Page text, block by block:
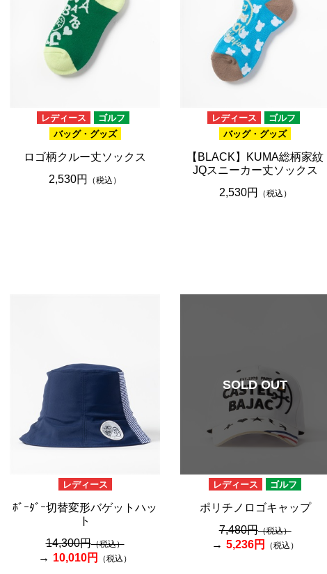
レディース
ゴルフ
バッグ・グッズ
ロゴ柄クルー丈ソックス
2,530円
（税込）
レディース
ゴルフ
バッグ・グッズ
【BLACK】KUMA総柄家紋
JQスニーカー丈ソックス
2,530円
（税込）
レディース
ﾎﾞｰﾀﾞｰ切替変形バゲットハッ
ト
14,300円（税込）
10,010円 （税込）
SOLD OUT
レディース ゴルフ
ポリチノロゴキャップ
7,480円（税込）
5,236円 （税込）